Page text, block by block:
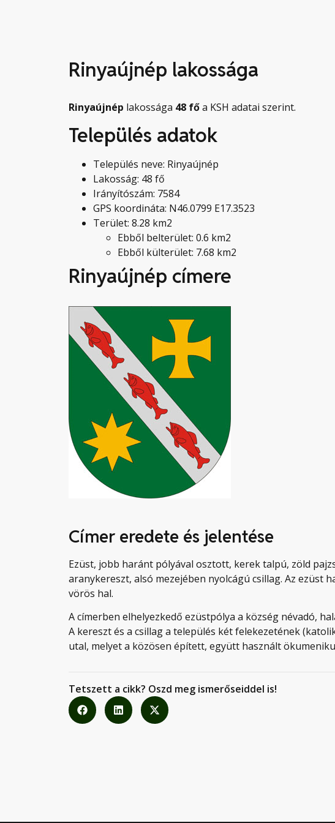
Rinyaújnép lakossága
Rinyaújnép lakossága 48 főa KSH adatai szerint.
Település adatok
Település neve: Rinyaújnép
Lakosság: 48 fő
Irányítószám: 7584
GPS koordináta: N46.0799 E17.3523
Terület: 8.28 km2
Ebből belterület: 0.6 km2
Ebből külterület: 7.68 km2
Rinyaújnép címere
Címer eredete és jelentése
Ezüst, jobb haránt pólyával osztott, kerek talpú, zöld
aranykereszt, alsó mezejében nyolcágú csillag. Az ezüst
vörös hal.
A címerben elhelyezkedő ezüstpólya a község névadó,
A kereszt és a csillag a település két felekezetének
utal, melyet a közösen épített, együtt használt
Tetszett a cikk? Oszd meg ismerőseiddel is!